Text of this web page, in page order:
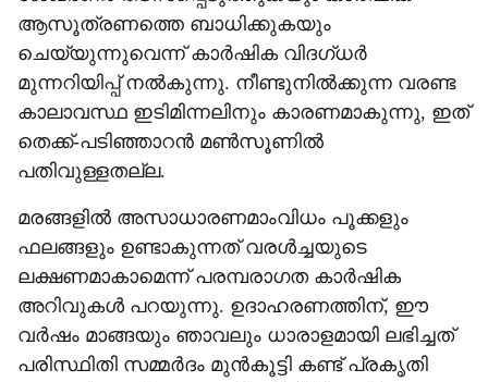
ആസൂത്രണത്തെ ബാധിക്കുകയും
ചെയ്യുന്നുവെന്ന് കാർഷിക വിദഗ്ധർ
മുന്നറിയിപ്പ് നൽകുന്നു. നീണ്ടുനിൽക്കുന്ന വരണ്ട
കാലാവസ്ഥ ഇടിമിന്നലിനും കാരണമാകുന്നു, ഇത്
തെക്ക്-പടിഞ്ഞാറൻ മൺസൂണിൽ
പതിവുള്ളതല്ല.
മരങ്ങളിൽ അസാധാരണമാംവിധം പൂക്കളും
ഫലങ്ങളും ഉണ്ടാകുന്നത് വരൾച്ചയുടെ
ലക്ഷണമാകാമെന്ന് പരമ്പരാഗത കാർഷിക
അറിവുകൾ പറയുന്നു. ഉദാഹരണത്തിന്, ഈ
വർഷം മാങ്ങയും ഞാവലും ധാരാളമായി ലഭിച്ചത്
പരിസ്ഥിതി സമ്മർദം മുൻകൂട്ടി കണ്ട് പ്രകൃതി